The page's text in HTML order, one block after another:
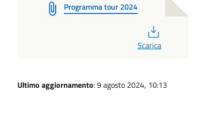
Programma tour 2024
Scarica
Ultimo aggiornamento: 9 agosto 2024, 10:13